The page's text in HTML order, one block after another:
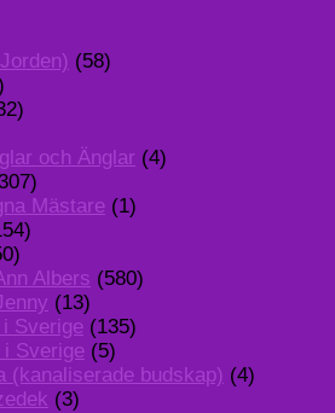
(58)
och Änglar (4)
Mästare (1)
Albers (580)
(13)
Sverige (135)
i Sverige (5)
(kanaliserade budskap) (4)
(3)